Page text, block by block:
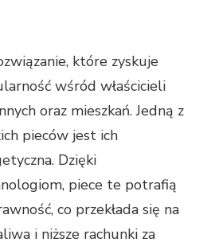
które zyskuje
wśród właścicieli
oraz mieszkań. Jedną z
pieców jest ich
Dzięki
piece te potrafią
co przekłada się na
i niższe rachunki za